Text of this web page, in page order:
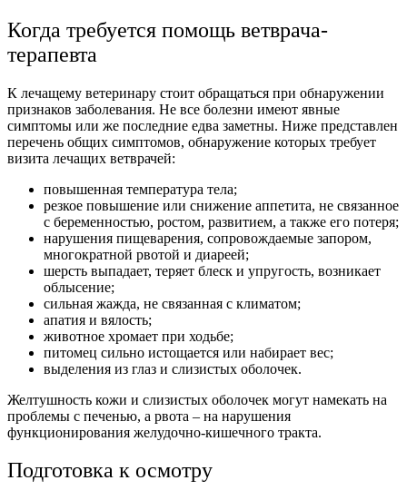
Когда требуется помощь ветврача-
терапевта
К лечащему ветеринару стоит обращаться при обнаружении
признаков заболевания. Не все болезни имеют явные
симптомы или же последние едва заметны. Ниже представлен
перечень общих симптомов, обнаружение которых требует
визита лечащих ветврачей:
повышенная температура тела;
резкое повышение или снижение аппетита, не связанное
с беременностью, ростом, развитием, а также его потеря;
нарушения пищеварения, сопровождаемые запором,
многократной рвотой и диареей;
шерсть выпадает, теряет блеск и упругость, возникает
облысение;
сильная жажда, не связанная с климатом;
апатия и вялость;
животное хромает при ходьбе;
питомец сильно истощается или набирает вес;
выделения из глаз и слизистых оболочек.
Желтушность кожи и слизистых оболочек могут намекать на
проблемы с печенью, а рвота – на нарушения
функционирования желудочно-кишечного тракта.
Подготовка к осмотру